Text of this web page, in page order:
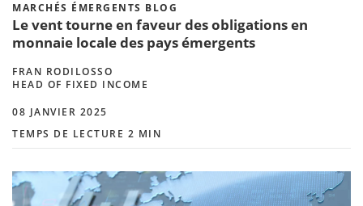
MARCHÉS ÉMERGENTS BLOG
Le vent tourne en faveur des obligations en
monnaie locale des pays émergents
FRAN RODILOSSO
HEAD OF FIXED INCOME
08 JANVIER 2025
TEMPS DE LECTURE 2 MIN